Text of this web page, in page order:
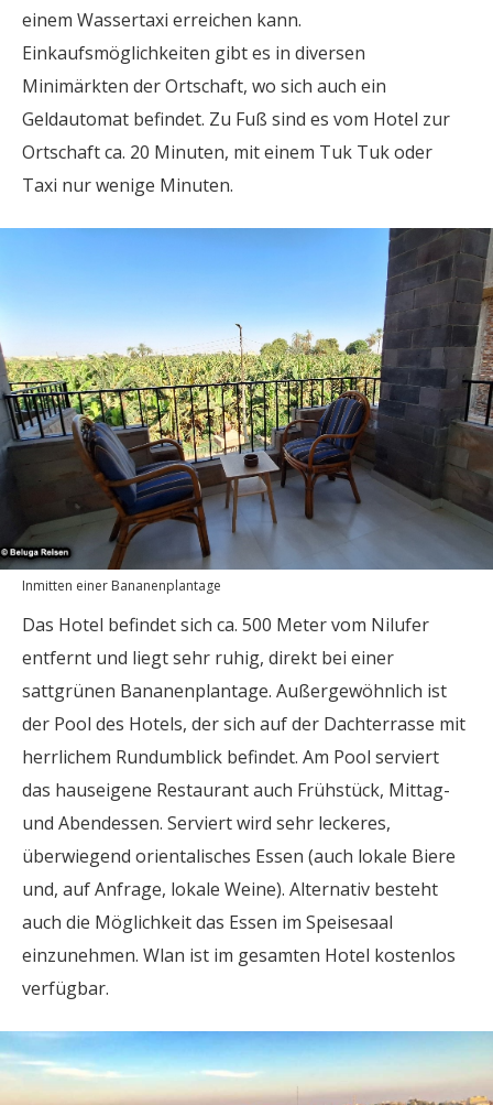
einem Wassertaxi erreichen kann.
Einkaufsmöglichkeiten gibt es in diversen
Minimärkten der Ortschaft, wo sich auch ein
Geldautomat befindet. Zu Fuß sind es vom Hotel zur
Ortschaft ca. 20 Minuten, mit einem Tuk Tuk oder
Taxi nur wenige Minuten.
Inmitten einer Bananenplantage
Das Hotel befindet sich ca. 500 Meter vom Nilufer
entfernt und liegt sehr ruhig, direkt bei einer
sattgrünen Bananenplantage. Außergewöhnlich ist
der Pool des Hotels, der sich auf der Dachterrasse mit
herrlichem Rundumblick befindet. Am Pool serviert
das hauseigene Restaurant auch Frühstück, Mittag-
und Abendessen. Serviert wird sehr leckeres,
überwiegend orientalisches Essen (auch lokale Biere
und, auf Anfrage, lokale Weine). Alternativ besteht
auch die Möglichkeit das Essen im Speisesaal
einzunehmen. Wlan ist im gesamten Hotel kostenlos
verfügbar.